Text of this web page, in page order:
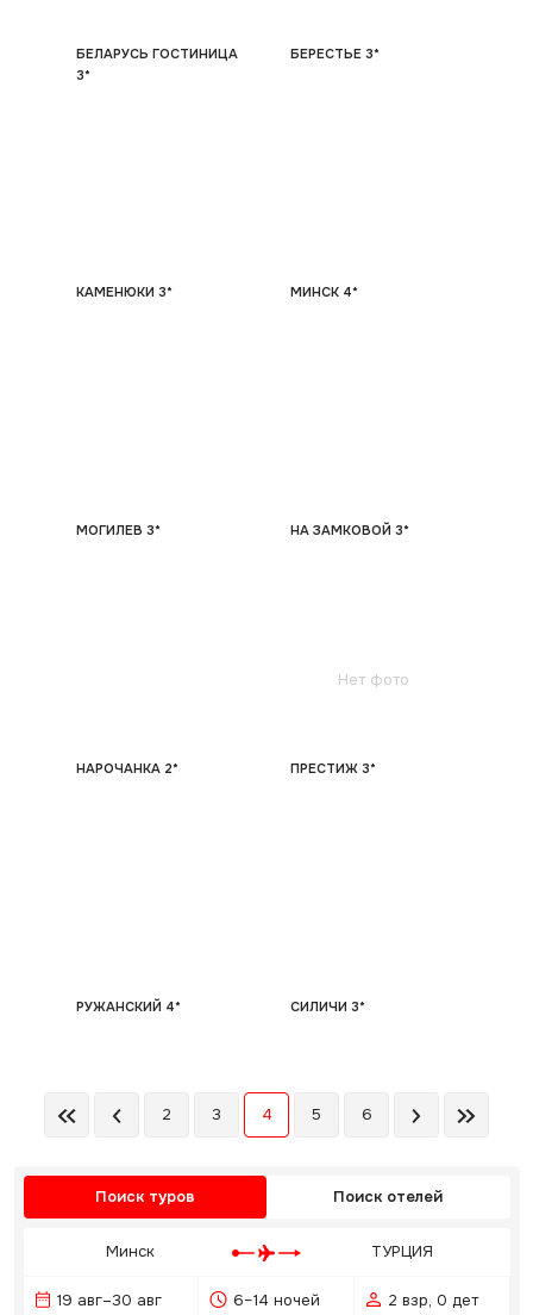
БЕЛАРУСЬ ГОСТИНИЦА
3*
БЕРЕСТЬЕ 3*
КАМЕНЮКИ 3* МИНСК 4*
МОГИЛЕВ 3* НА ЗАМКОВОЙ 3*
НАРОЧАНКА 2*
Нет фото
ПРЕСТИЖ 3*
РУЖАНСКИЙ 4* СИЛИЧИ 3*
2 3 4 5 6
Поиск туров Поиск отелей
Минск ТУРЦИЯ
19 авг–30 авг 6–14 ночей 2 взр, 0 дет